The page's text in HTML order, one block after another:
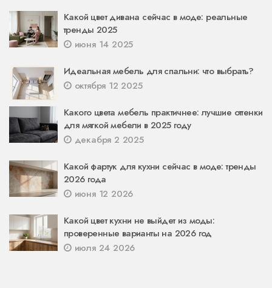
Какой цвет дивана сейчас в моде: реальные
тренды 2025
июня 14 2025
Идеальная мебель для спальни: что выбрать?
октября 12 2025
Какого цвета мебель практичнее: лучшие оттенки
для мягкой мебели в 2025 году
декабря 2 2025
Какой фартук для кухни сейчас в моде: тренды
2026 года
июня 12 2026
Какой цвет кухни не выйдет из моды:
проверенные варианты на 2026 год
июля 24 2026